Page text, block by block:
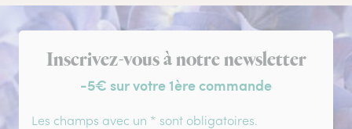
Inscription à la newsletter
Inscrivez-vous à notre newsletter
-5€ sur votre 1ère commande
Les champs avec un * sont obligatoires.